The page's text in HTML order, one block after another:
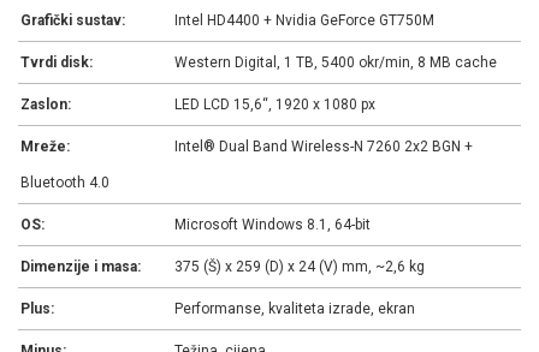
Grafički sustav: Intel HD4400 + Nvidia GeForce GT750M
Tvrdi disk: Western Digital, 1 TB, 5400 okr/min, 8 MB cache
Zaslon: LED LCD 15,6“, 1920 x 1080 px
Mreže: Intel® Dual Band Wireless-N 7260 2x2 BGN +
Bluetooth 4.0
OS: Microsoft Windows 8.1, 64-bit
Dimenzije i masa: 375 (Š) x 259 (D) x 24 (V) mm, ~2,6 kg
Plus: Performanse, kvaliteta izrade, ekran